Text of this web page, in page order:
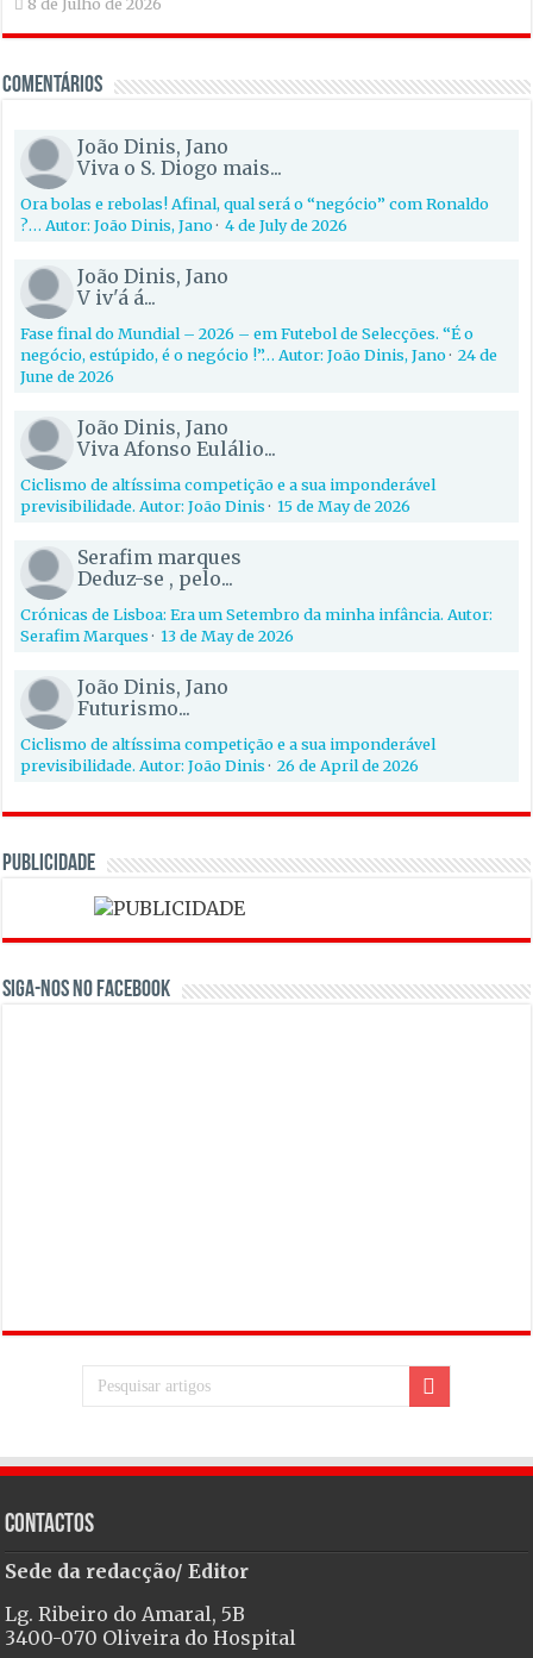
Comentários
João Dinis, Jano
Viva o S. Diogo mais...
Ora bolas e rebolas! Afinal, qual será o “negócio” com Ronaldo
?… Autor: João Dinis, Jano·4 de July de 2026
João Dinis, Jano
V iv'á á...
Fase final do Mundial – 2026 – em Futebol de Selecções. “É o
negócio, estúpido, é o negócio !”… Autor: João Dinis, Jano·24 de
June de 2026
João Dinis, Jano
Viva Afonso Eulálio...
Ciclismo de altíssima competição e a sua imponderável
previsibilidade. Autor: João Dinis·15 de May de 2026
Serafim marques
Deduz-se , pelo...
Crónicas de Lisboa: Era um Setembro da minha infância. Autor:
Serafim Marques·13 de May de 2026
João Dinis, Jano
Futurismo...
Ciclismo de altíssima competição e a sua imponderável
previsibilidade. Autor: João Dinis·26 de April de 2026
PUBLICIDADE
Siga-nos no Facebook
Contactos
Sede da redacção/ Editor
Lg. Ribeiro do Amaral, 5B
3400-070 Oliveira do Hospital